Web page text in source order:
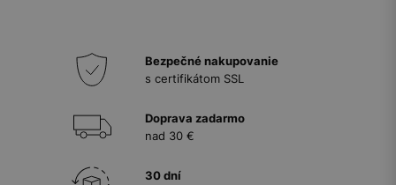
Bezpečné nakupovanie
s certifikátom SSL
Doprava zadarmo
nad 30 €
30 dní